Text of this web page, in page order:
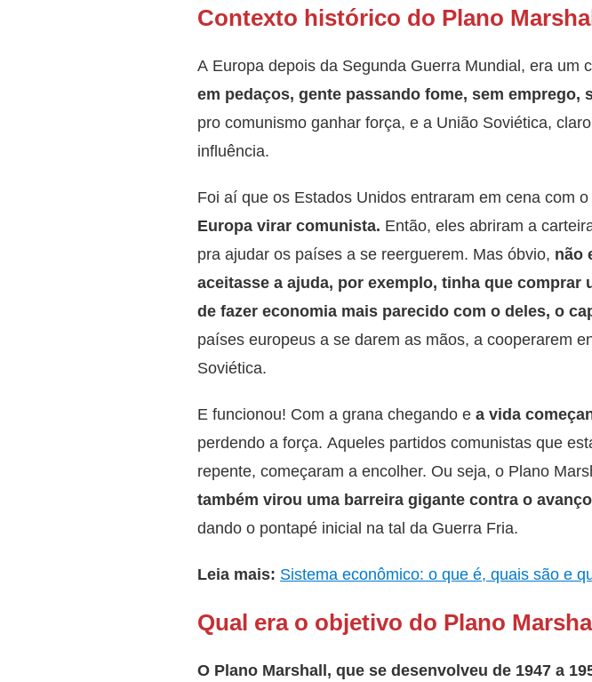
Contexto histórico do Plano
A Europa depois da Segunda Guerra Mundial, era um
em pedaços, gente passando fome, sem emprego,
pro comunismo ganhar força, e a União Soviética,
influência.
Foi aí que os Estados Unidos entraram em cena com
Europa virar comunista. Então, eles abriram a
pra ajudar os países a se reerguerem. Mas óbvio, não
aceitasse a ajuda, por exemplo, tinha que
de fazer economia mais parecido com o deles, o
países europeus a se darem as mãos, a cooperarem
Soviética.
E funcionou! Com a grana chegando e a vida
perdendo a força. Aqueles partidos comunistas que
repente, começaram a encolher. Ou seja, o Plano
também virou uma barreira gigante contra o
dando o pontapé inicial na tal da Guerra Fria.
Leia mais: Sistema econômico: o que é, quais são e
Qual era o objetivo do Plano
O Plano Marshall, que se desenvolveu de 1947 a